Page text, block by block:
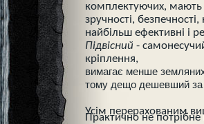
комплектуючих, мають
зручності,
найбільш ефективні і
Підвісний -
кріплення,
вимагає менше земляних
тому дещо дешевший за
Усім перерахованим
Практично не